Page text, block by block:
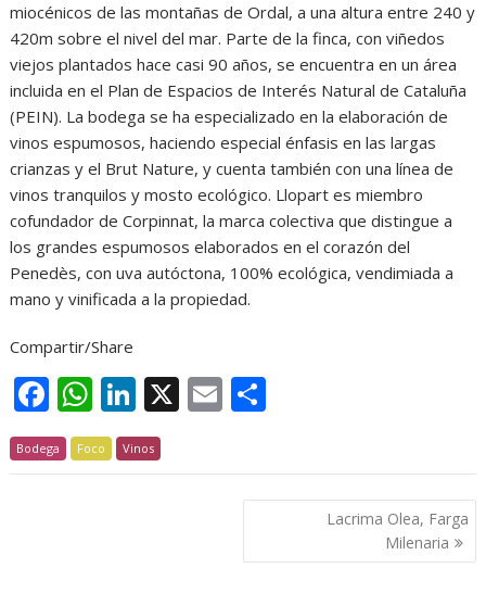
miocénicos de las montañas de Ordal, a una altura entre 240 y
420m sobre el nivel del mar. Parte de la finca, con viñedos
viejos plantados hace casi 90 años, se encuentra en un área
incluida en el Plan de Espacios de Interés Natural de Cataluña
(PEIN). La bodega se ha especializado en la elaboración de
vinos espumosos, haciendo especial énfasis en las largas
crianzas y el Brut Nature, y cuenta también con una línea de
vinos tranquilos y mosto ecológico. Llopart es miembro
cofundador de Corpinnat, la marca colectiva que distingue a
los grandes espumosos elaborados en el corazón del
Penedès, con uva autóctona, 100% ecológica, vendimiada a
mano y vinificada a la propiedad.
Compartir/Share
F
ac
e
W
h
at
Li
n
k
X E
ai m
p
ti
Bodega Foco Vinos
Lacrima Olea, Farga
Milenaria